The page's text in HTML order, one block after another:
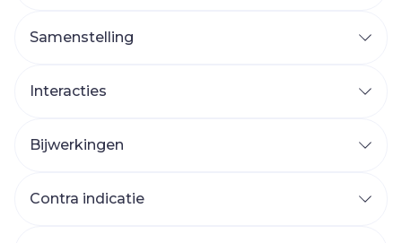
Samenstelling
Interacties
Bijwerkingen
Contra indicatie